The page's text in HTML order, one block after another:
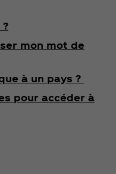
mon mot de
à un pays ?
pour accéder à